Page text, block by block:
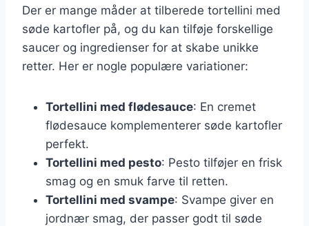
Der er mange måder at tilberede tortellini med
søde kartofler på, og du kan tilføje forskellige
saucer og ingredienser for at skabe unikke
retter. Her er nogle populære variationer:
Tortellini med flødesauce: En cremet
flødesauce komplementerer søde kartofler
perfekt.
Tortellini med pesto: Pesto tilføjer en frisk
smag og en smuk farve til retten.
Tortellini med svampe: Svampe giver en
jordnær smag, der passer godt til søde